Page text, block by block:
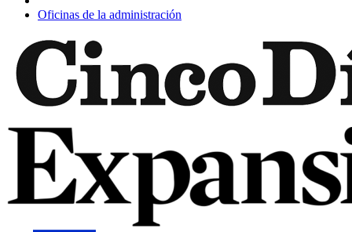
Oficinas de la administración